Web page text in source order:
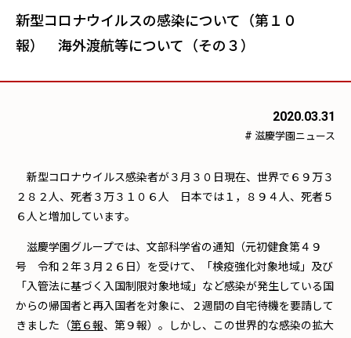
新型コロナウイルスの感染について（第１０
報） 海外渡航等について（その３）
2020.03.31
# 滋慶学園ニュース
新型コロナウイルス感染者が３月３０日現在、世界で６９万３
２８２人、死者３万３１０６人 日本では１，８９４人、死者５
６人と増加しています。
滋慶学園グループでは、文部科学省の通知（元初健食第４９
号 令和２年３月２６日）を受けて、「検疫強化対象地域」及び
「入管法に基づく入国制限対象地域」など感染が発生している国
からの帰国者と再入国者を対象に、２週間の自宅待機を要請して
きました（第６報、第９報）。しかし、この世界的な感染の拡大